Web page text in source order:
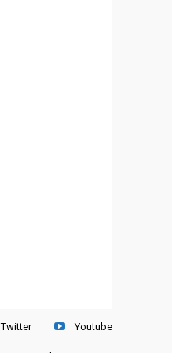
Twitter Youtube